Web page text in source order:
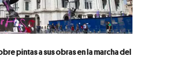
pintas a sus obras en la marcha del